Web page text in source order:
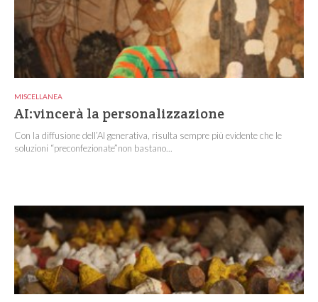
MISCELLANEA
AI:vincerà la personalizzazione
Con la diffusione dell’AI generativa, risulta sempre più evidente che le
soluzioni “preconfezionate”non bastano...